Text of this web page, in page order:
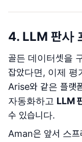
4. LLM 판사
골든 데이터셋을
잡았다면, 이제
Arise와 같은 플랫
자동화하고 LLM
수 있습니다.
Aman은 앞서 스프